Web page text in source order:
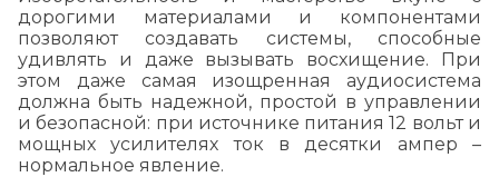
дорогими материалами и компонентами
позволяют создавать системы, способные
удивлять и даже вызывать восхищение. При
этом даже самая изощренная аудиосистема
должна быть надежной, простой в управлении
и безопасной: при источнике питания 12 вольт и
мощных усилителях ток в десятки ампер –
нормальное явление.